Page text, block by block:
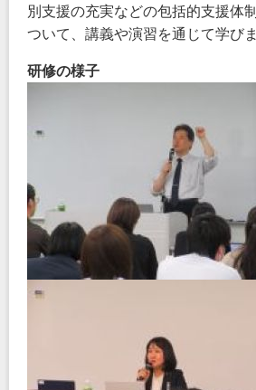
別支援の充実などの包括的支援体
ついて、講義や演習を通じて学びま
研修の様子